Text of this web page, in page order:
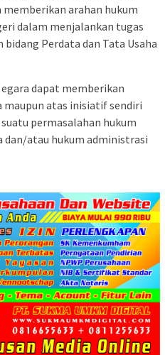
arahan hukum
dalam menjalankan tugas
Perdata dan Tata Usaha
dapat memberikan
atas inisiatif sendiri
permasalahan hukum
dan/atau hukum administrasi